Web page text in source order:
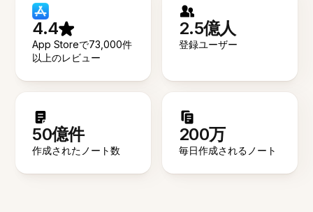
4.4
App Storeで73,000件
以上のレビュー
2.5億人
登録ユーザー
50億件
作成されたノート数
200万
毎日作成されるノート